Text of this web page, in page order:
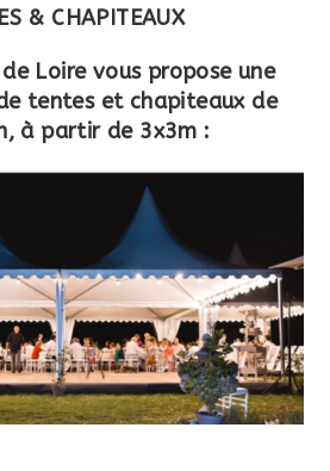
& CHAPITEAUX
Loire vous propose une
tentes et chapiteaux de
à partir de 3x3m :